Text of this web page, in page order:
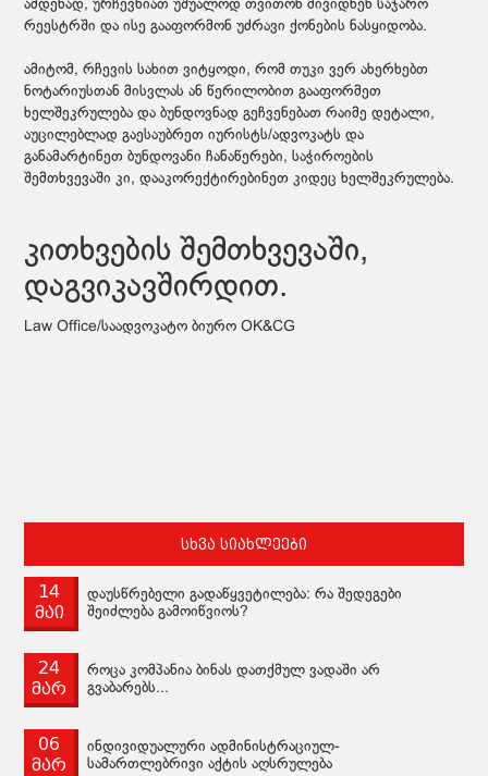
ამდენად, ურჩევნიათ უშუალოდ თვითონ მივიდნენ საჯარო
რეესტრში და ისე გააფორმონ უძრავი ქონების ნასყიდობა.
ამიტომ, რჩევის სახით ვიტყოდი, რომ თუკი ვერ ახერხებთ
ნოტარიუსთან მისვლას ან წერილობით გააფორმეთ
ხელშეკრულება და ბუნდოვნად გეჩვენებათ რაიმე დეტალი,
აუცილებლად გაესაუბრეთ იურისტს/ადვოკატს და
განამარტინეთ ბუნდოვანი ჩანაწერები, საჭიროების
შემთხვევაში კი, დააკორექტირებინეთ კიდეც ხელშეკრულება.
კითხვების შემთხვევაში,
დაგვიკავშირდით.
Law Office/საადვოკატო ბიურო OK&CG
სხვა სიახლეები
14
მაი
დაუსწრებელი გადაწყვეტილება: რა შედეგები
შეიძლება გამოიწვიოს?
24
მარ
როცა კომპანია ბინას დათქმულ ვადაში არ
გვაბარებს...
06
მარ
ინდივიდუალური ადმინისტრაციულ-
სამართლებრივი აქტის აღსრულება